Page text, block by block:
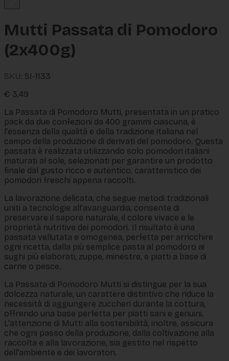
Mutti Passata di Pomodoro
(2x400g)
SKU: SI-1133
€ 3,49
La Passata di Pomodoro Mutti, presentata in un pratico
pack da due confezioni da 400 grammi ciascuna, è
l'essenza della qualità e della tradizione italiana nel
campo della produzione di derivati del pomodoro. Questa
passata è realizzata utilizzando solo pomodori italiani
maturati al sole, selezionati per garantire un prodotto
finale dal gusto ricco e autentico, caratteristico dei
pomodori freschi appena raccolti.
La lavorazione delicata, che segue metodi tradizionali
uniti a tecnologie all'avanguardia, consente di
preservare il sapore naturale, il colore vivace e le
proprietà nutritive dei pomodori. Il risultato è una
passata vellutata e omogenea, perfetta per arricchire
ogni ricetta, dalla più semplice pasta al pomodoro ai
sughi più elaborati, zuppe, minestre, e piatti a base di
carne o pesce.
La Passata di Pomodoro Mutti si distingue per la sua
dolcezza naturale, un carattere distintivo che riduce la
necessità di aggiungere zuccheri durante la cottura,
offrendo una base perfetta per piatti sani e genuini.
L'attenzione di Mutti alla sostenibilità, inoltre, assicura
che ogni passo della produzione, dalla coltivazione alla
raccolta e alla lavorazione, sia gestito nel rispetto
dell'ambiente e dei lavoratori.